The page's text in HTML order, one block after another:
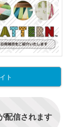
ト
配信されます